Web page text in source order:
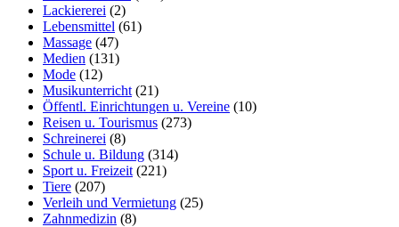
Lackiererei (2)
Lebensmittel (61)
Massage (47)
Medien (131)
Mode (12)
Musikunterricht (21)
Öffentl. Einrichtungen u. Vereine (10)
Reisen u. Tourismus (273)
Schreinerei (8)
Schule u. Bildung (314)
Sport u. Freizeit (221)
Tiere (207)
Verleih und Vermietung (25)
Zahnmedizin (8)